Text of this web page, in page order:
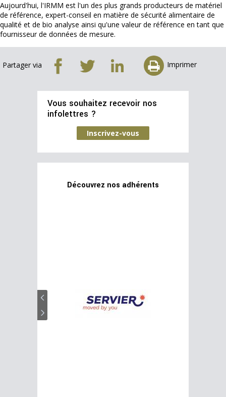
Aujourd'hui, l'IRMM est l'un des plus grands producteurs de matériel
de référence, expert-conseil en matière de sécurité alimentaire de
qualité et de bio analyse ainsi qu'une valeur de référence en tant que
fournisseur de données de mesure.
Partager via Imprimer
Vous souhaitez recevoir nos
infolettres ?
Inscrivez-vous
Découvrez nos adhérents